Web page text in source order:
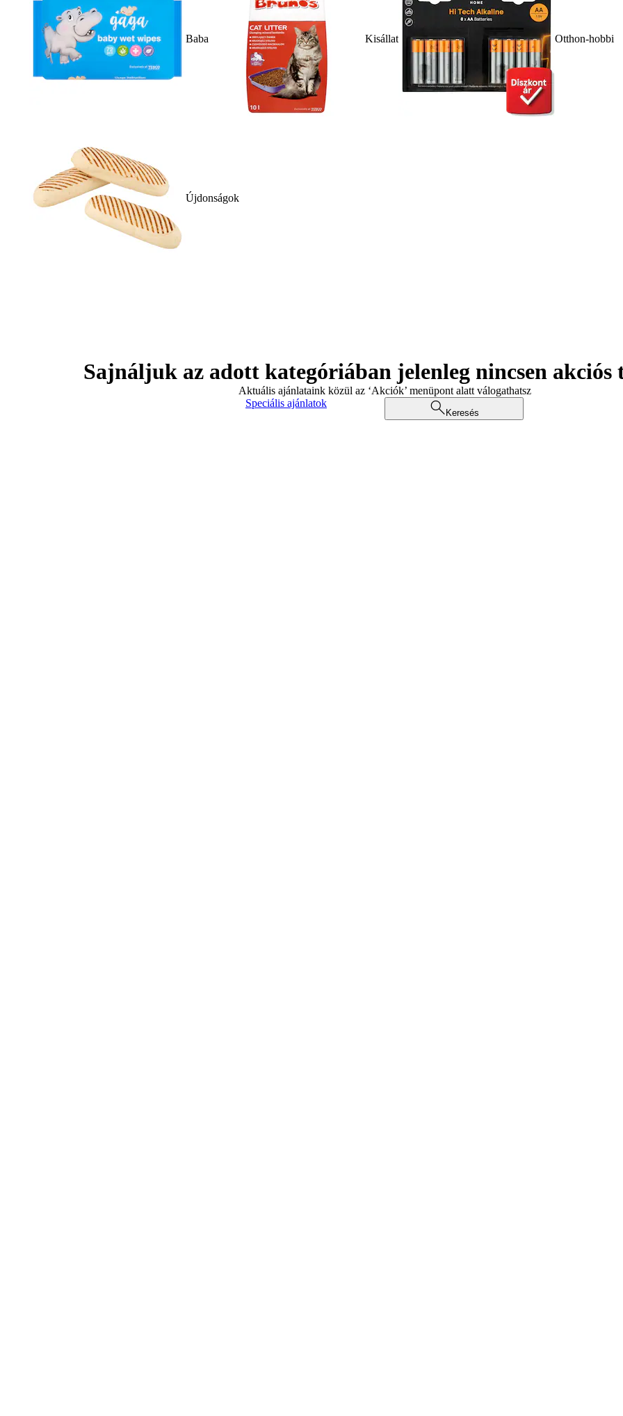
Baba Kisállat Otthon-hobbi
Újdonságok
Sajnáljuk az adott kategóriában jelenleg nincsen akciós
Aktuális ajánlataink közül az ‘Akciók’ menüpont alatt válogathatsz
Speciális ajánlatok
Keresés